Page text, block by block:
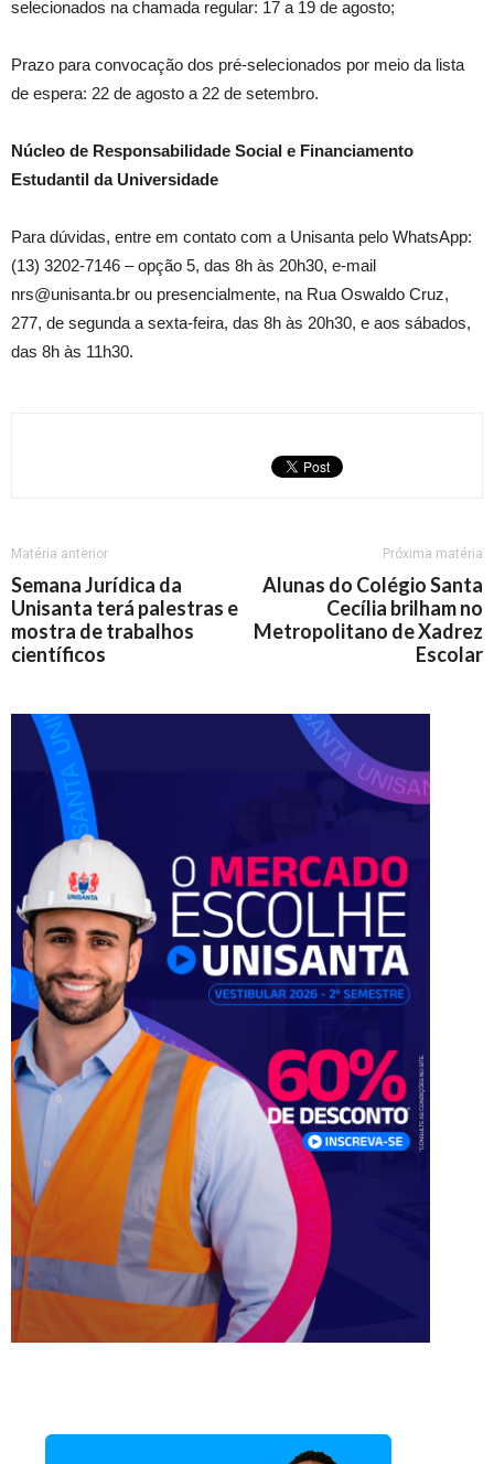
selecionados na chamada regular: 17 a 19 de agosto;
Prazo para convocação dos pré-selecionados por meio da lista
de espera: 22 de agosto a 22 de setembro.
Núcleo de Responsabilidade Social e Financiamento
Estudantil da Universidade
Para dúvidas, entre em contato com a Unisanta pelo WhatsApp:
(13) 3202-7146 – opção 5, das 8h às 20h30, e-mail
nrs@unisanta.br ou presencialmente, na Rua Oswaldo Cruz,
277, de segunda a sexta-feira, das 8h às 20h30, e aos sábados,
das 8h às 11h30.
Matéria anterior
Semana Jurídica da
Unisanta terá palestras e
mostra de trabalhos
científicos
Próxima matéria
Alunas do Colégio Santa
Cecília brilham no
Metropolitano de Xadrez
Escolar